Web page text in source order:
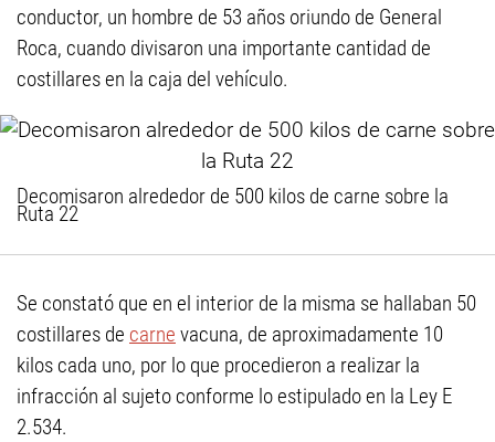
conductor, un hombre de 53 años oriundo de General
Roca, cuando divisaron una importante cantidad de
costillares en la caja del vehículo.
Decomisaron alrededor de 500 kilos de carne sobre la
Ruta 22
Se constató que en el interior de la misma se hallaban 50
costillares de carne vacuna, de aproximadamente 10
kilos cada uno, por lo que procedieron a realizar la
infracción al sujeto conforme lo estipulado en la Ley E
2.534.